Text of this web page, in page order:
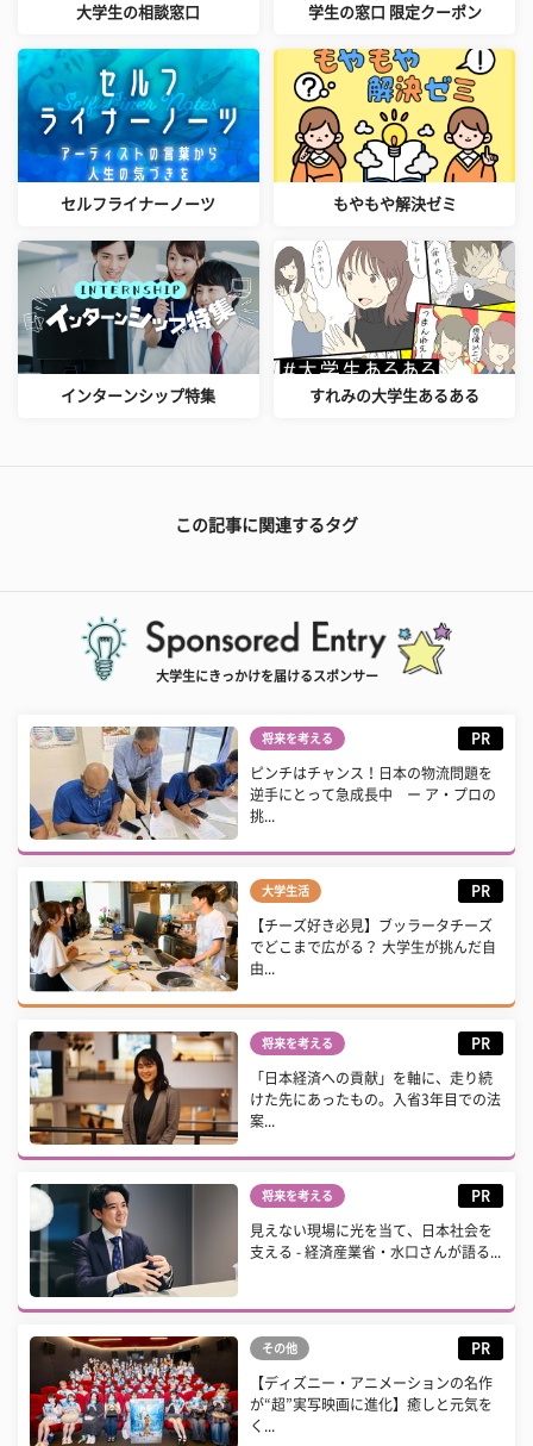
大学生の相談窓口 学生の窓口 限定クーポン
セルフライナーノーツ もやもや解決ゼミ
インターンシップ特集 すれみの大学生あるある
この記事に関連するタグ
大学生にきっかけを届けるスポンサー
将来を考える PR
ピンチはチャンス！日本の物流問題を
逆手にとって急成長中 ー ア・プロの
挑...
大学生活 PR
【チーズ好き必見】ブッラータチーズ
でどこまで広がる？ 大学生が挑んだ自
由...
将来を考える PR
「日本経済への貢献」を軸に、走り続
けた先にあったもの。入省3年目での法
案...
将来を考える PR
見えない現場に光を当て、日本社会を
支える - 経済産業省・水口さんが語る...
その他 PR
【ディズニー・アニメーションの名作
が“超”実写映画に進化】癒しと元気を
く...